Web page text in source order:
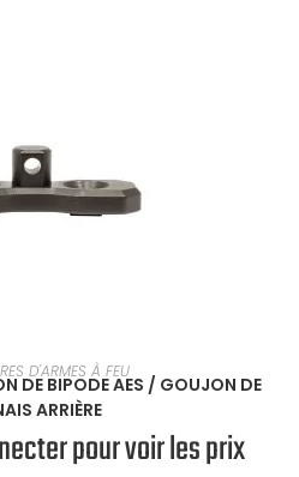
UNE OPTION
D'ARMES À FEU
DE BIPODE AES / GOUJON DE
ARRIÈRE
pour voir les prix